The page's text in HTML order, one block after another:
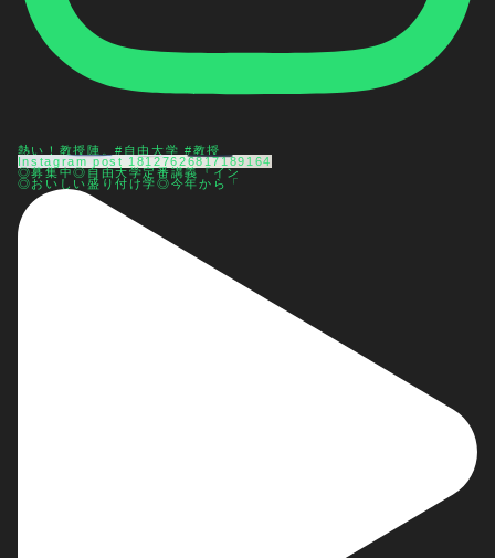
熱い！教授陣。#自由大学 #教授
Instagram post 18127626817189164
◎募集中◎自由大学定番講義『イン
◎おいしい盛り付け学◎今年から「